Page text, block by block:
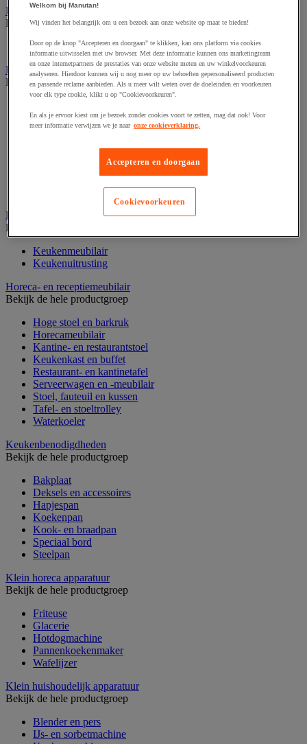
Decoratie voor horeca
Bekijk de hele productgroep
Verlichting
Eten en drinken
Bekijk de hele productgroep
Koffie
Soep
Zoetwaren en chocolade
Horeca benodigdheden
Bekijk de hele productgroep
Keukenmeubilair
Keukenuitrusting
Horeca- en receptiemeubilair
Bekijk de hele productgroep
Hoge stoel en barkruk
Horecameubilair
Kantine- en restaurantstoel
Keukenkast en buffet
Restaurant- en kantinetafel
Serveerwagen en -meubilair
Stoel, fauteuil en kussen
Tafel- en stoeltrolley
Waterkoeler
Keukenbenodigdheden
Bekijk de hele productgroep
Bakplaat
Deksels en accessoires
Hapjespan
Koekenpan
Kook- en braadpan
Speciaal bord
Steelpan
Klein horeca apparatuur
Bekijk de hele productgroep
Friteuse
Glacerie
Hotdogmachine
Pannenkoekenmaker
Wafelijzer
Klein huishoudelijk apparatuur
Bekijk de hele productgroep
Blender en pers
IJs- en sorbetmachine
Welkom bij Manutan!
Wij vinden het belangrijk om u een bezoek aan onze website op maat te bieden!
Door op de knop "Accepteren en doorgaan" te klikken, kan ons platform via cookies
informatie uitwisselen met uw browser. Met deze informatie kunnen ons marketingteam
en onze internetpartners de prestaties van onze website meten en uw winkelvoorkeuren
analyseren. Hierdoor kunnen wij u nog meer op uw behoeften gepersonaliseerd producten
en passende reclame aanbieden. Als u meer wilt weten over de doeleinden en voorkeuren
voor elk type cookie, klikt u op "Cookievoorkeuren".
En als je ervoor kiest om je bezoek zonder cookies voort te zetten, mag dat ook! Voor
meer informatie verwijzen we je naar onze cookieverklaring.
Accepteren en doorgaan
Cookievoorkeuren